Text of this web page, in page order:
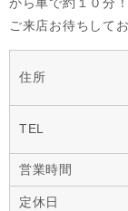
から車で約１０分！
ご来店お待ちして
住所
TEL
営業時間
定休日